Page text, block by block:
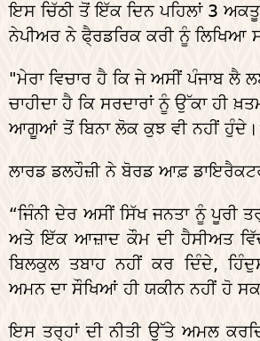
ਇਸ ਚਿੱਠੀ ਤੋਂ ਇੱਕ ਦਿਨ ਪਹਿਲਾਂ 3
ਨੇਪੀਅਰ ਨੇ ਫੈ੍ਰਡਰਿਕ ਕਰੀ ਨੂੰ ਲਿਖਿਆ
"ਮੇਰਾ ਵਿਚਾਰ ਹੈ ਕਿ ਜੇ ਅਸੀਂ ਪੰਜਾਬ ਲੈ
ਚਾਹੀਦਾ ਹੈ ਕਿ ਸਰਦਾਰਾਂ ਨੂੰ ਉੱਕਾ ਹੀ
ਆਗੂਆਂ ਤੋਂ ਬਿਨਾ ਲੋਕ ਕੁਝ ਵੀ ਨਹੀਂ
ਲਾਰਡ ਡਲਹੌਜ਼ੀ ਨੇ ਬੋਰਡ ਆਫ਼
“ਜਿੰਨੀ ਦੇਰ ਅਸੀਂ ਸਿੱਖ ਜਨਤਾ ਨੂੰ ਪੂਰੀ
ਅਤੇ ਇੱਕ ਆਜ਼ਾਦ ਕੌਮ ਦੀ ਹੈਸੀਅਤ
ਬਿਲਕੁਲ ਤਬਾਹ ਨਹੀਂ ਕਰ ਦਿੰਦੇ,
ਅਮਨ ਦਾ ਸੌਖਿਆਂ ਹੀ ਯਕੀਨ ਨਹੀਂ ਹੋ
ਇਸ ਤਰ੍ਹਾਂ ਦੀ ਨੀਤੀ ਉੱਤੇ ਅਮਲ